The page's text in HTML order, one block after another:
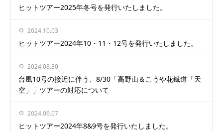
ヒットツアー2025年冬号を発行いたしました。
2024.10.03
ヒットツアー2024年10・11・12号を発行いたしました。
2024.08.30
台風10号の接近に伴う、8/30「高野山＆こうや花鐡道「天
空」」ツアーの対応について
2024.06.07
ヒットツアー2024年8&9号を発行いたしました。